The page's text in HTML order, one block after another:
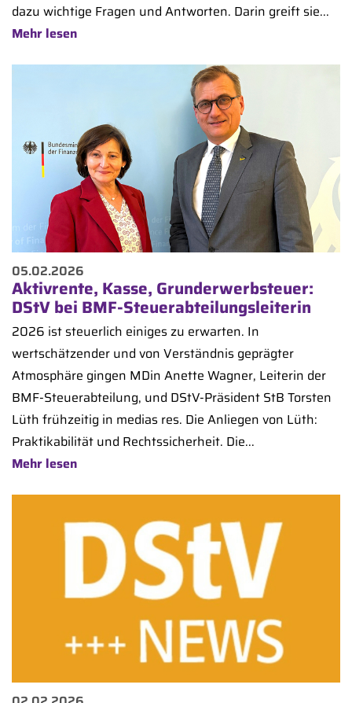
dazu wichtige Fragen und Antworten. Darin greift sie...
Mehr lesen
05.02.2026
Aktivrente, Kasse, Grunderwerbsteuer:
DStV bei BMF-Steuerabteilungsleiterin
2026 ist steuerlich einiges zu erwarten. In
wertschätzender und von Verständnis geprägter
Atmosphäre gingen MDin Anette Wagner, Leiterin der
BMF-Steuerabteilung, und DStV-Präsident StB Torsten
Lüth frühzeitig in medias res. Die Anliegen von Lüth:
Praktikabilität und Rechtssicherheit. Die...
Mehr lesen